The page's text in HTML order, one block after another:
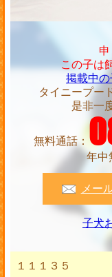
この子は
掲載中
タイニープー
是非一
無料通話：
年
メー
子犬
１１１３５